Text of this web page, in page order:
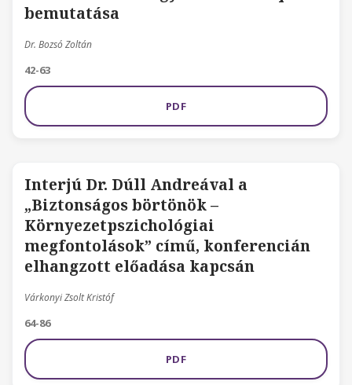
bemutatása
Dr. Bozsó Zoltán
42-63
PDF
Interjú Dr. Dúll Andreával a
„Biztonságos börtönök –
Környezetpszichológiai
megfontolások” című, konferencián
elhangzott előadása kapcsán
Várkonyi Zsolt Kristóf
64-86
PDF